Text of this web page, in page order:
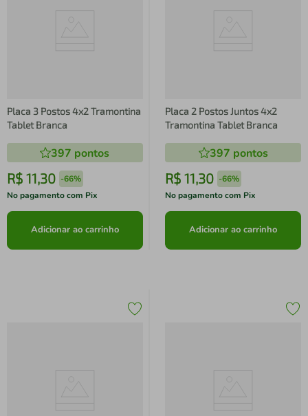
Placa 3 Postos 4x2 Tramontina
Tablet Branca
397 pontos
R$ 11,30 -66%
No pagamento com Pix
Adicionar ao carrinho
Placa 2 Postos Juntos 4x2
Tramontina Tablet Branca
397 pontos
R$ 11,30 -66%
No pagamento com Pix
Adicionar ao carrinho